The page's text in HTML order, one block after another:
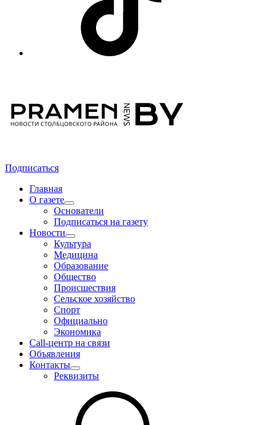
Подписаться
Главная
О газете
Основатели
Подписаться на газету
Новости
Культура
Медицина
Образование
Общество
Происшествия
Сельское хозяйство
Спорт
Официально
Экономика
Call-центр на связи
Объявления
Контакты
Реквизиты